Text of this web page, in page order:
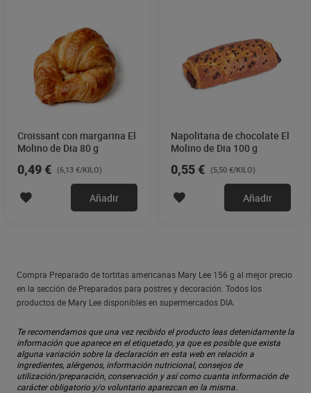
Croissant con margarina El
Molino de Dia 80 g
0,49 € (6,13 €/KILO)
Añadir
Napolitana de chocolate El
Molino de Dia 100 g
0,55 € (5,50 €/KILO)
Añadir
Compra Preparado de tortitas americanas Mary Lee 156 g al mejor precio
en la sección de Preparados para postres y decoración. Todos los
productos de Mary Lee disponibles en supermercados DIA.
Te recomendamos que una vez recibido el producto leas detenidamente la
información que aparece en el etiquetado, ya que es posible que exista
alguna variación sobre la declaración en esta web en relación a
ingredientes, alérgenos, información nutricional, consejos de
utilización/preparación, conservación y así como cuanta información de
carácter obligatorio y/o voluntario aparezcan en la misma.